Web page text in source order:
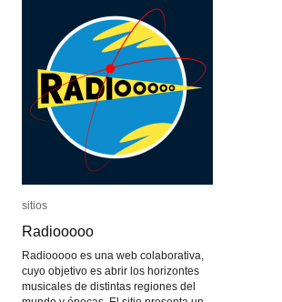
sitios
Radiooooo
Radiooooo es una web colaborativa,
cuyo objetivo es abrir los horizontes
musicales de distintas regiones del
sitios
Radiooooo